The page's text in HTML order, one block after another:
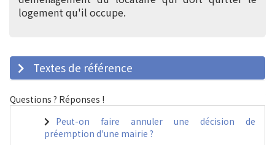
logement qu'il occupe.
Textes de référence
Questions ? Réponses !
Peut-on faire annuler une décision de
préemption d'une mairie ?